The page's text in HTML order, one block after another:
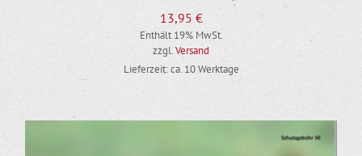
13,95 €
Enthält 19% MwSt.
zzgl.Versand
Lieferzeit: ca. 10 Werktage